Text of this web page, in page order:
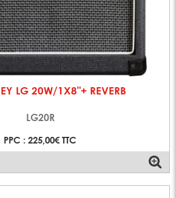
LG 20W/1X8"+ REVERB
LG20R
PPC : 225,00€ TTC